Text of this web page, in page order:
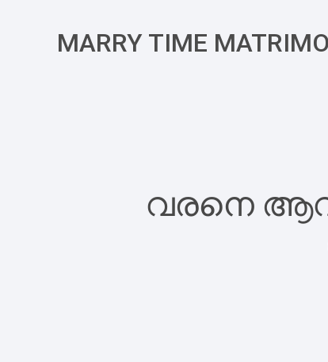
MARRY TIME
വരനെ